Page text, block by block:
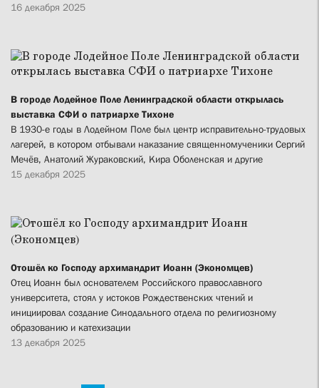
16 декабря 2025
В городе Лодейное Поле Ленинградской области открылась
выставка СФИ о патриархе Тихоне
В 1930-е годы в Лодейном Поле был центр исправительно-трудовых
лагерей, в котором отбывали наказание священномученики Сергий
Мечёв, Анатолий Жураковский, Кира Оболенская и другие
15 декабря 2025
Отошёл ко Господу архимандрит Иоанн (Экономцев)
Отец Иоанн был основателем Российского православного
университета, стоял у истоков Рождественских чтений и
инициировал создание Синодального отдела по религиозному
образованию и катехизации
13 декабря 2025